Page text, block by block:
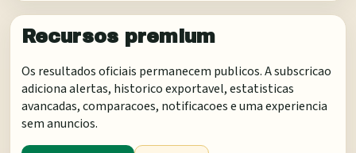
Recursos premium
Os resultados oficiais permanecem publicos. A subscricao
adiciona alertas, historico exportavel, estatisticas
avancadas, comparacoes, notificacoes e uma experiencia
sem anuncios.